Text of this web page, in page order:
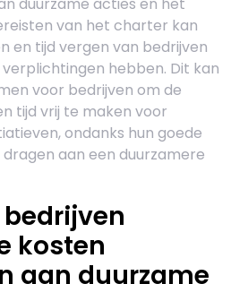
van het charter kan
en tijd vergen van bedrijven
hebben. Dit kan
voor bedrijven om de
tijd vrij te maken voor
ondanks hun goede
aan een duurzamere
kosten
aan duurzame